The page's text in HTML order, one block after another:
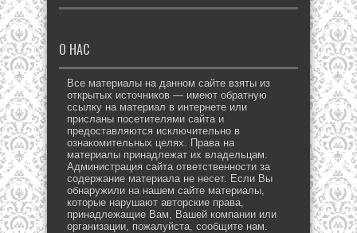
О НАС
Все материалы на данном сайте взяты из
открытых источников — имеют обратную
ссылку на материал в интернете или
присланы посетителями сайта и
предоставляются исключительно в
ознакомительных целях. Права на
материалы принадлежат их владельцам.
Администрация сайта ответственности за
содержание материала не несет. Если Вы
обнаружили на нашем сайте материалы,
которые нарушают авторские права,
принадлежащие Вам, Вашей компании или
организации, пожалуйста, сообщите нам.